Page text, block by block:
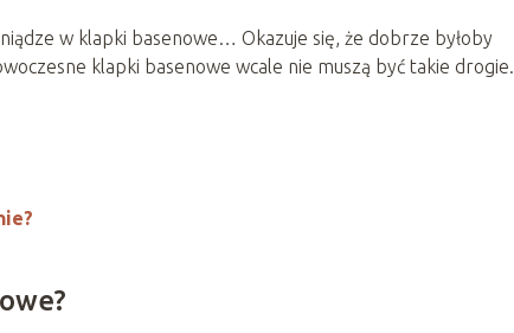
w klapki basenowe… Okazuje się, że dobrze byłoby
klapki basenowe wcale nie muszą być takie drogie.